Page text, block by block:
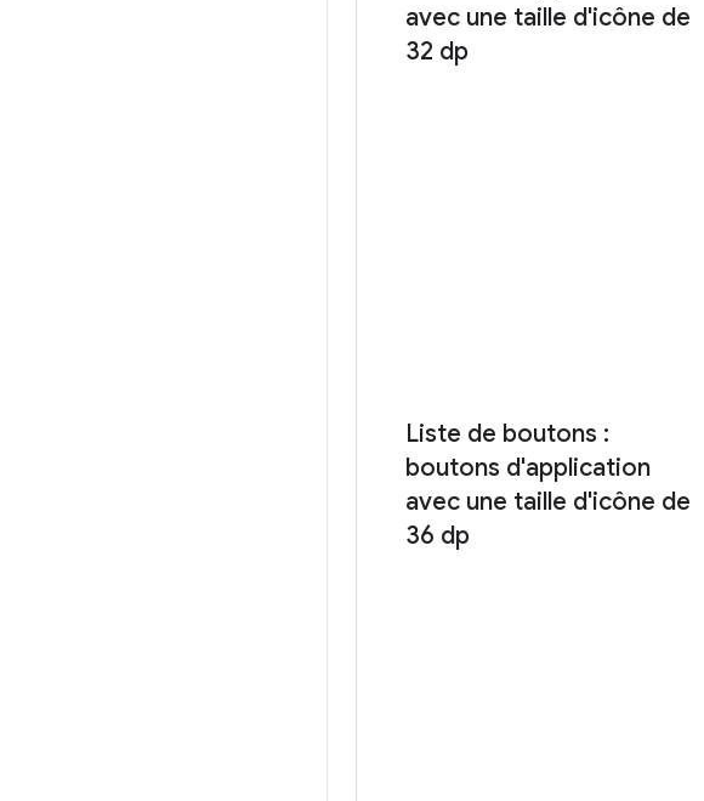
avec une taille d'icône de
32 dp
Liste de boutons :
boutons d'application
avec une taille d'icône de
36 dp